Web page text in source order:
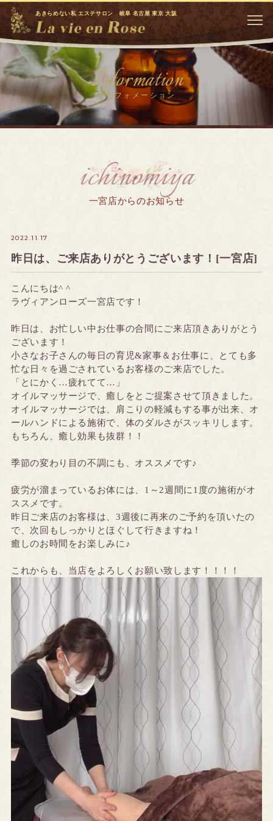
あきらめない私 エステサロン 岐阜 名古屋 東京 大阪
Information
インフォメーション
ichinomiya
一宮店からのお知らせ
2022.11.17
昨日は、ご来店ありがとうございます！[一宮店]
こんにちは^ ^
ラヴィアンローズ一宮店です！
昨日は、お忙しい中お仕事の合間にご来店頂きありがとう
ございます！
小さなお子さんの毎日の育児&家事＆お仕事に、とても多
忙な日々を過ごされているお客様のご来店でした。
「とにかく…疲れてて…」
オイルマッサージで、癒しをとご提案させて頂きました。
オイルマッサージでは、肩こりの軽減もする事が出来、オ
ールハンドによる施術で、体のダルさがスッキリします。
もちろん、癒し効果も抜群！！
季節の変わり目の不調にも、オススメです♪
疲労が溜まっているお体には、1～2週間に1度の施術がオ
ススメです。
昨日ご来店のお客様は、3週後に再来のご予約を頂いたの
で、次回もしっかりとほぐして行きますね！
癒しのお時間をお楽しみに♪
これからも、当店をよろしくお願い致します！！！！